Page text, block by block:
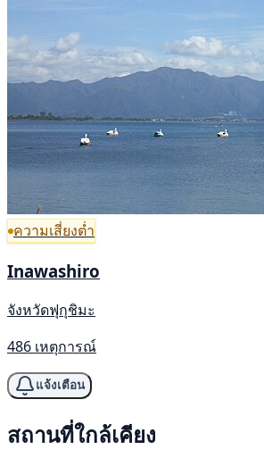
ความเสี่ยงต่ำ
Inawashiro
จังหวัดฟุกุชิมะ
486 เหตุการณ์
แจ้งเตือน
สถานที่ใกล้เคียง